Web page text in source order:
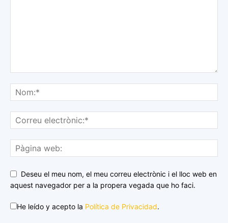
Deseu el meu nom, el meu correu electrònic i el lloc web en
aquest navegador per a la propera vegada que ho faci.
He leído y acepto la Política de Privacidad.